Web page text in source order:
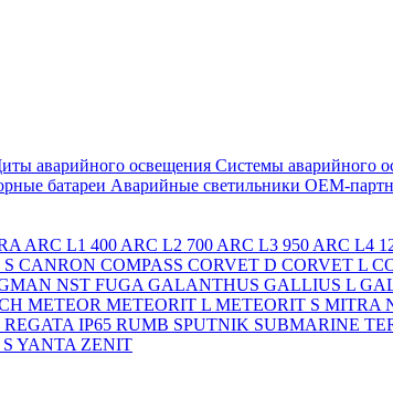
аварийного освещения Системы аварийного
батареи Аварийные светильники ОЕМ-
ARC L1 400 ARC L2 700 ARC L3 950 ARC L4
CANRON COMPASS CORVET D CORVET L
NST FUGA GALANTHUS GALLIUS L
METEOR METEORIT L METEORIT S MITRA
REGATA IP65 RUMB SPUTNIK SUBMARINE
YANTA ZENIT